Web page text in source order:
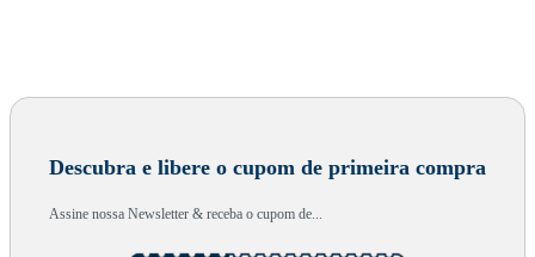
Descubra e libere o cupom de primeira compra
Assine nossa Newsletter & receba o cupom de...